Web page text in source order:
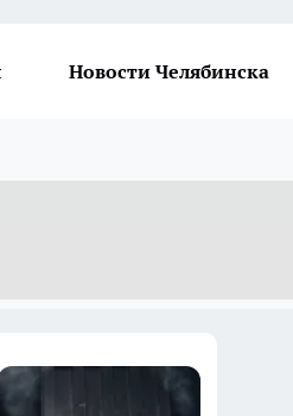
Новости Челябинска